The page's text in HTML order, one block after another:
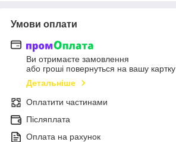
Умови оплати
Ви отримаєте замовлення
або гроші повернуться на вашу картку
Детальніше
Оплатити частинами
Післяплата
Оплата на рахунок